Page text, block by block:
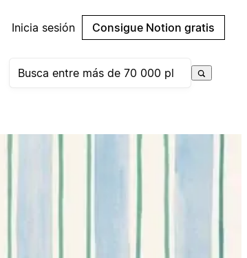
Inicia sesión Consigue Notion gratis